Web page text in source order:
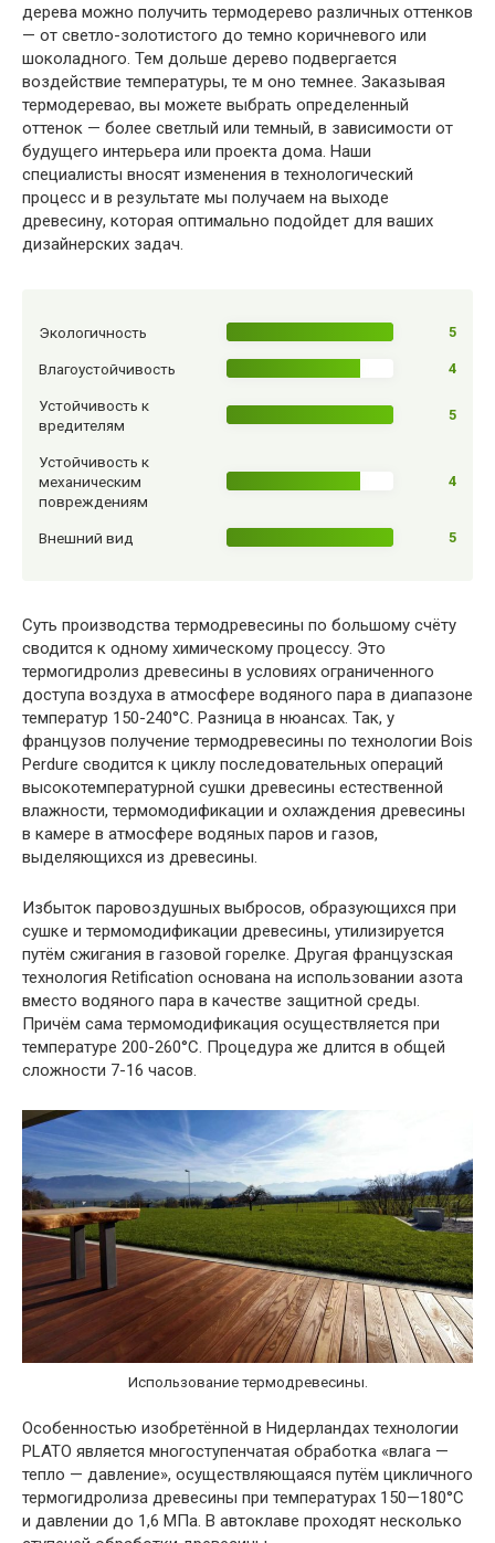
дерева можно получить термодерево различных оттенков
— от светло-золотистого до темно коричневого или
шоколадного. Тем дольше дерево подвергается
воздействие температуры, те м оно темнее. Заказывая
термодеревао, вы можете выбрать определенный
оттенок — более светлый или темный, в зависимости от
будущего интерьера или проекта дома. Наши
специалисты вносят изменения в технологический
процесс и в результате мы получаем на выходе
древесину, которая оптимально подойдет для ваших
дизайнерских задач.
Экологичность 5
Влагоустойчивость 4
Устойчивость к
вредителям
5
Устойчивость к
механическим
повреждениям
4
Внешний вид 5
Суть производства термодревесины по большому счёту
сводится к одному химическому процессу. Это
термогидролиз древесины в условиях ограниченного
доступа воздуха в атмосфере водяного пара в диапазоне
температур 150-240°С. Разница в нюансах. Так, у
французов получение термодревесины по технологии Bois
Perdure сводится к циклу последовательных операций
высокотемпературной сушки древесины естественной
влажности, термомодификации и охлаждения древесины
в камере в атмосфере водяных паров и газов,
выделяющихся из древесины.
Избыток паровоздушных выбросов, образующихся при
сушке и термомодификации древесины, утилизируется
путём сжигания в газовой горелке. Другая французская
технология Retification основана на использовании азота
вместо водяного пара в качестве защитной среды.
Причём сама термомодификация осуществляется при
температуре 200-260°С. Процедура же длится в общей
сложности 7-16 часов.
Использование термодревесины.
Особенностью изобретённой в Нидерландах технологии
PLATO является многоступенчатая обработка «влага —
тепло — давление», осуществляющаяся путём цикличного
термогидролиза древесины при температурах 150—180°С
и давлении до 1,6 МПа. В автоклаве проходят несколько